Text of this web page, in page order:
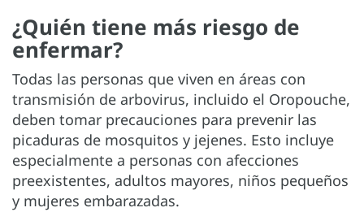
¿Quién tiene más riesgo de
enfermar?
Todas las personas que viven en áreas con
transmisión de arbovirus, incluido el Oropouche,
deben tomar precauciones para prevenir las
picaduras de mosquitos y jejenes. Esto incluye
especialmente a personas con afecciones
preexistentes, adultos mayores, niños pequeños
y mujeres embarazadas.